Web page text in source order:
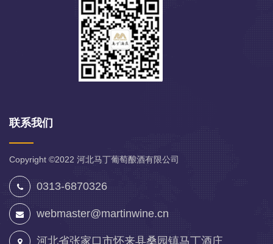
联系我们
Copyright ©2022 河北马丁葡萄酿酒有限公司
0313-6870326
webmaster@martinwine.cn
河北省张家口市怀来县桑园镇马丁酒庄